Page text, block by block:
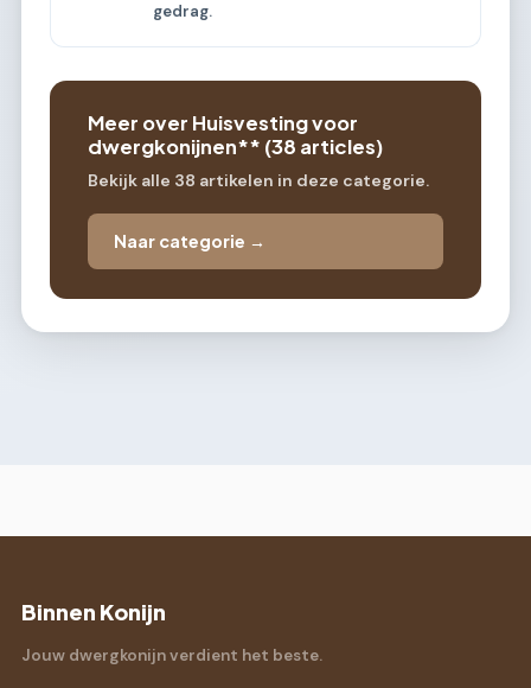
gedrag.
Meer over Huisvesting voor
dwergkonijnen** (38 articles)
Bekijk alle 38 artikelen in deze categorie.
Naar categorie →
Binnen Konijn
Jouw dwergkonijn verdient het beste.